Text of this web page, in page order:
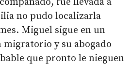
no pudo localizarla
Miguel sigue en un
y su abogado
que pronto le nieguen